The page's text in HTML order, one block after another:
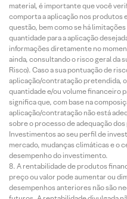
material, é importante que você
comporta a aplicação nos produtos
questão, bem como se há
quantidade para a aplicação
informações diretamente no
ainda, consultando o risco geral da
Risco). Caso a sua pontuação de
aplicação/contratação pretendida,
quantidade e/ou volume financeiro
significa que, com base na
aplicação/contratação não está
sobre o processo de adequação
Investimentos ao seu perfil de
mercado, mudanças climáticas e o
desempenho do investimento.
A rentabilidade de produtos
preço ou valor pode aumentar ou
desempenhos anteriores não são